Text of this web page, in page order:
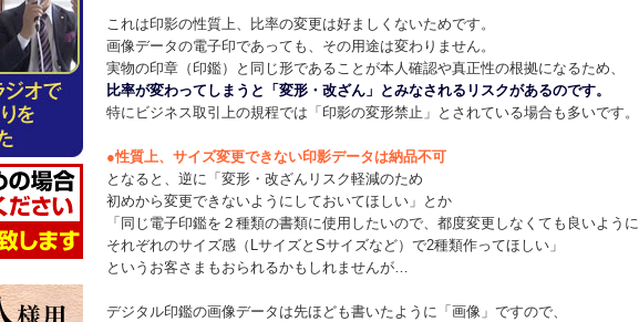
これは印影の性質上、比率の変更は好ましくないためです。
画像データの電子印であっても、その用途は変わりません。
実物の印章（印鑑）と同じ形であることが本人確認や真正性の根拠になるため、
比率が変わってしまうと「変形・改ざん」とみなされるリスクがあるのです。
特にビジネス取引上の規程では「印影の変形禁止」とされている場合も多いです。
●性質上、サイズ変更できない印影データは納品不可
となると、逆に「変形・改ざんリスク軽減のため
初めから変更できないようにしておいてほしい」とか
「同じ電子印鑑を２種類の書類に使用したいので、都度変更しなくても良いように
それぞれのサイズ感（LサイズとSサイズなど）で2種類作ってほしい」
というお客さまもおられるかもしれませんが…
デジタル印鑑の画像データは先ほども書いたように「画像」ですので、